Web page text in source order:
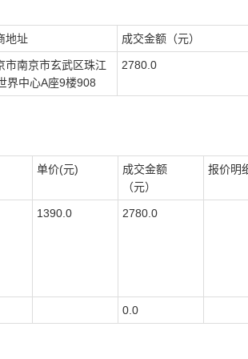
地址 成交金额（元）
市南京市玄武区珠江
界中心A座9楼908
2780.0
单价(元)
成交金额
（元）
报价明
1390.0 2780.0
0.0